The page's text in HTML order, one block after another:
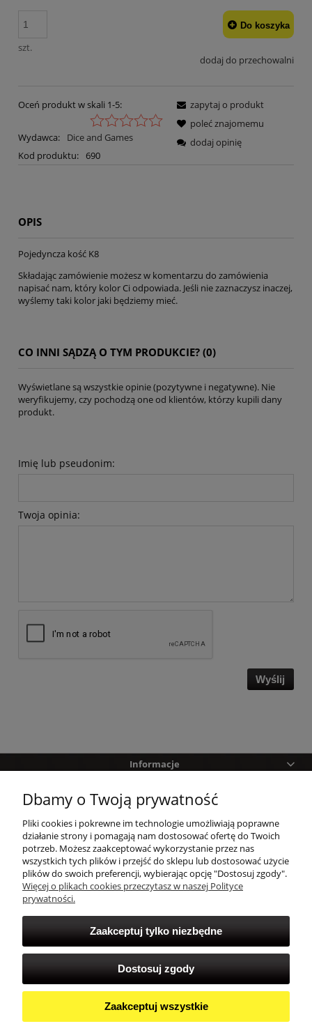
szt.
Do koszyka
dodaj do przechowalni
Oceń produkt w skali 1-5:
Wydawca:
Dice and Games
Kod produktu: 690
zapytaj o produkt
poleć znajomemu
dodaj opinię
OPIS
Pojedyncza kość K8
Składając zamówienie możesz w komentarzu do zamówienia
napisać nam, który kolor Ci odpowiada. Jeśli nie zaznaczysz inaczej,
wyślemy taki kolor jaki będziemy mieć.
CO INNI SĄDZĄ O TYM PRODUKCIE? (0)
Wyświetlane są wszystkie opinie (pozytywne i negatywne). Nie
weryfikujemy, czy pochodzą one od klientów, którzy kupili dany
produkt.
Imię lub pseudonim:
Twoja opinia:
Wyślij
Informacje
Pomoc
Zakupy
Twoje konto
Dbamy o Twoją prywatność
Pliki cookies i pokrewne im technologie umożliwiają poprawne
działanie strony i pomagają nam dostosować ofertę do Twoich
potrzeb. Możesz zaakceptować wykorzystanie przez nas
wszystkich tych plików i przejść do sklepu lub dostosować użycie
plików do swoich preferencji, wybierając opcję "Dostosuj zgody".
Więcej o plikach cookies przeczytasz w naszej Polityce
prywatności.
Zaakceptuj tylko niezbędne
Dostosuj zgody
Zaakceptuj wszystkie